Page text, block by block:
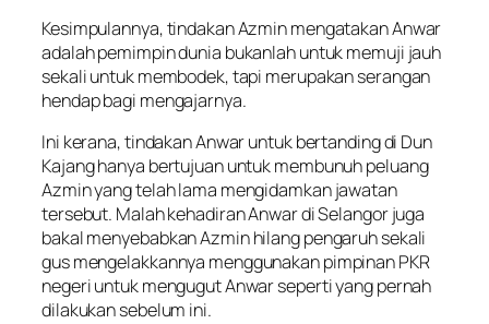
Kesimpulannya, tindakan Azmin mengatakan Anwar
adalah pemimpin dunia bukanlah untuk memuji jauh
sekali untuk membodek, tapi merupakan serangan
hendap bagi mengajarnya.
Ini kerana, tindakan Anwar untuk bertanding di Dun
Kajang hanya bertujuan untuk membunuh peluang
Azmin yang telah lama mengidamkan jawatan
tersebut. Malah kehadiran Anwar di Selangor juga
bakal menyebabkan Azmin hilang pengaruh sekali
gus mengelakkannya menggunakan pimpinan PKR
negeri untuk mengugut Anwar seperti yang pernah
dilakukan sebelum ini.